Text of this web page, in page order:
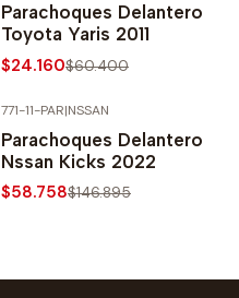
Parachoques Delantero
Toyota Yaris 2011
$24.160$60.400
771-11-PAR|NSSAN
Parachoques Delantero
Nssan Kicks 2022
$58.758$146.895